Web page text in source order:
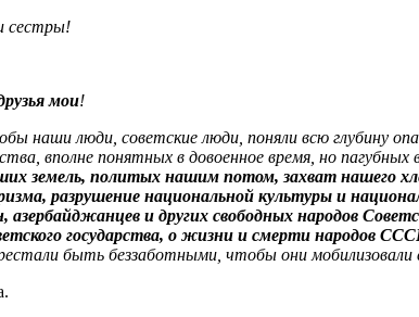
сестры!
мои!
наши люди, советские люди, поняли всю глубину
вполне понятных в довоенное время, но
земель, политых нашим потом, захват нашего
разрушение национальной культуры и
азербайджанцев и других свободных народов
государства, о жизни и смерти народов
быть беззаботными, чтобы они